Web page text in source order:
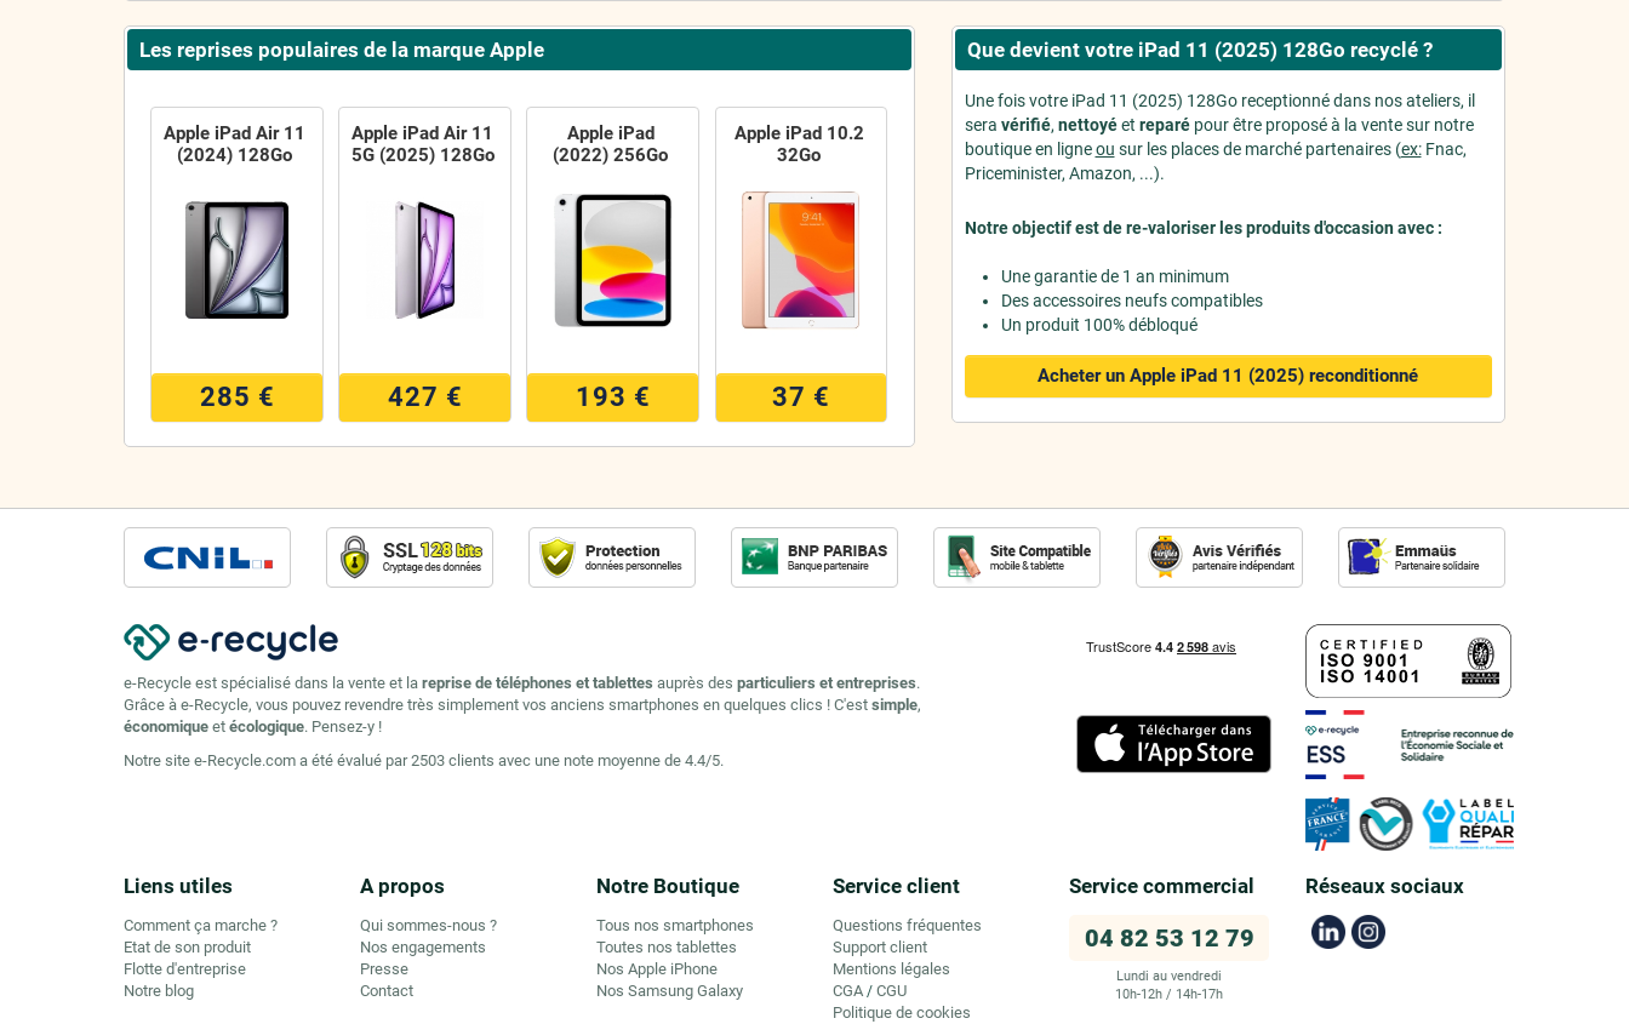
Les reprises populaires de la marque Apple
Apple iPad Air 11
(2024) 128Go
285 €
Apple iPad Air 11
5G (2025) 128Go
427 €
Apple iPad
(2022) 256Go
193 €
Apple iPad 10.2
32Go
37 €
Que devient votre iPad 11 (2025) 128Go recyclé ?
Une fois votre iPad 11 (2025) 128Go receptionné dans nos ateliers, il
sera vérifié, nettoyéet reparépour être proposé à la vente sur notre
boutique en ligneou sur les places de marché partenaires (ex:Fnac,
Priceminister, Amazon, ...).
Notre objectif est de re-valoriser les produits d'occasion avec :
Une garantie de 1 an minimum
Des accessoires neufs compatibles
Un produit 100% débloqué
Acheter un Apple iPad 11 (2025)reconditionné
e-Recycle est spécialisé dans la vente et la reprise de téléphones et tablettes auprès des particuliers et entreprises.
Grâce à e-Recycle, vous pouvez revendre très simplement vos anciens smartphones en quelques clics ! C'est simple,
économique et écologique. Pensez-y !
Notre site e-Recycle.com a été évalué par 2503 clients avec une note moyenne de 4.4/5.
Liens utiles
Comment ça marche ?
Etat de son produit
Flotte d'entreprise
Notre blog
A propos
Qui sommes-nous ?
Nos engagements
Presse
Contact
Notre Boutique
Tous nos smartphones
Toutes nos tablettes
Nos Apple iPhone
Nos Samsung Galaxy
Service client
Questions fréquentes
Support client
Mentions légales
CGA / CGU
Politique de cookies
Service commercial
04 82 53 12 79
Lundi au vendredi
10h-12h / 14h-17h
Réseaux sociaux